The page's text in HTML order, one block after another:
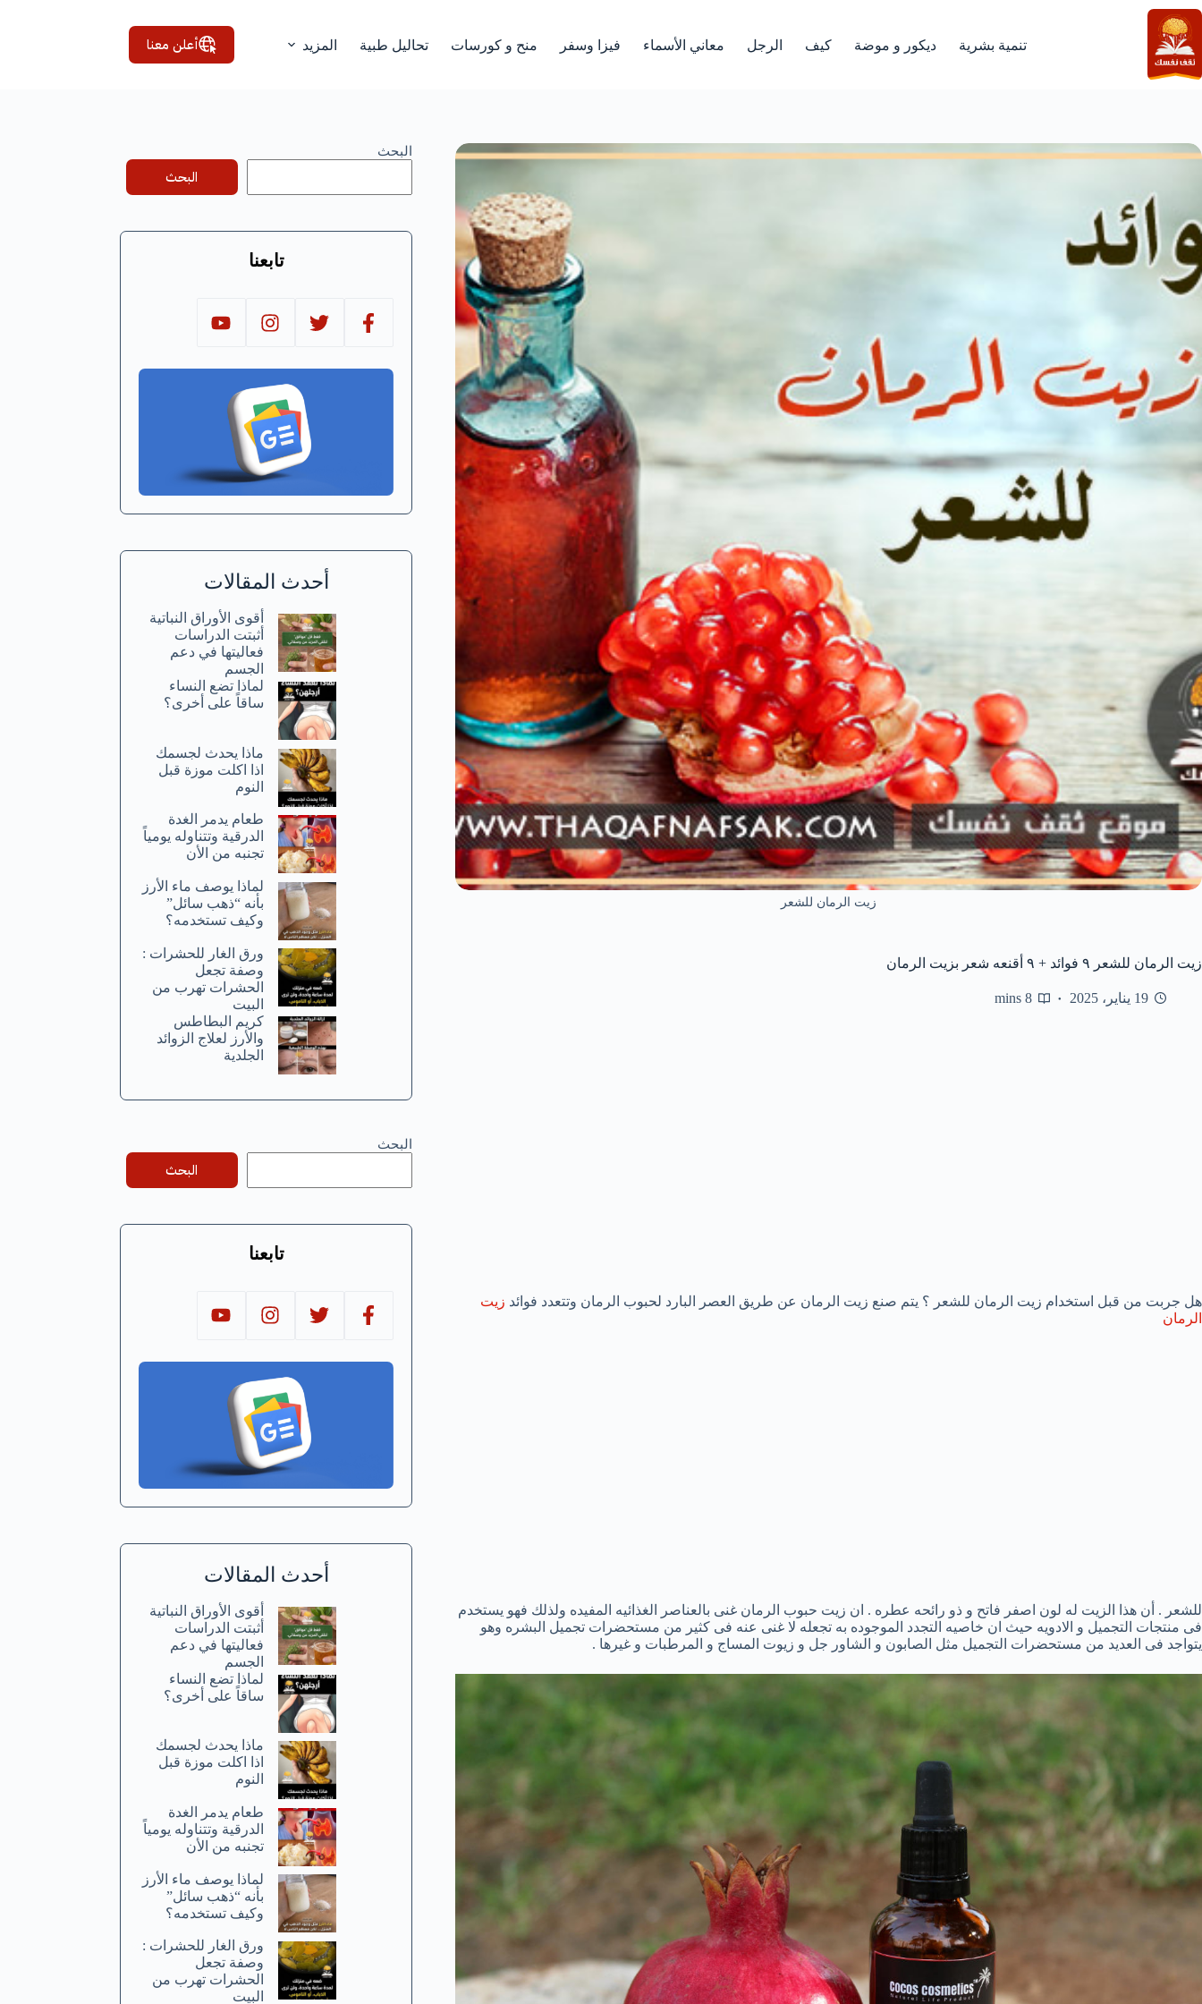
التجاوز
إلى
المحتوى
تنمية بشرية ديكور و موضة كيف الرجل معاني الأسماء فيزا وسفر منح و كورسات تحاليل طبية المزيد أعلن معنا
زيت الرمان للشعر
زيت الرمان للشعر ٩ فوائد + ٩ أقنعه شعر بزيت الرمان
19 يناير، 2025 8 mins
هل جربت من قبل استخدام زيت الرمان للشعر ؟ يتم صنع زيت الرمان عن طريق العصر البارد لحبوب الرمان وتتعدد فوائد زيت
الرمان
للشعر . أن هذا الزيت له لون اصفر فاتح و ذو رائحه عطره . ان زيت حبوب الرمان غنى بالعناصر الغذائيه المفيده ولذلك فهو يستخدم
فى منتجات التجميل و الادويه حيث ان خاصيه التجدد الموجوده به تجعله لا غنى عنه فى كثير من مستحضرات تجميل البشره وهو
يتواجد فى العديد من مستحضرات التجميل مثل الصابون و الشاور جل و زيوت المساج و المرطبات و غيرها .
البحث
البحث
تابعنا
أحدث المقالات
أقوى الأوراق النباتية
أثبتت الدراسات
فعاليتها في دعم
الجسم
لماذا تضع النساء
ساقاً على أخرى؟
ماذا يحدث لجسمك
اذا اكلت موزة قبل
النوم
طعام يدمر الغدة
الدرقية وتتناوله يومياً
تجنبه من الأن
لماذا يوصف ماء الأرز
بأنه “ذهب سائل”
وكيف تستخدمه؟
ورق الغار للحشرات :
وصفة تجعل
الحشرات تهرب من
البيت
كريم البطاطس
والأرز لعلاج الزوائد
الجلدية
البحث
البحث
تابعنا
أحدث المقالات
أقوى الأوراق النباتية
أثبتت الدراسات
فعاليتها في دعم
الجسم
لماذا تضع النساء
ساقاً على أخرى؟
ماذا يحدث لجسمك
اذا اكلت موزة قبل
النوم
طعام يدمر الغدة
الدرقية وتتناوله يومياً
تجنبه من الأن
لماذا يوصف ماء الأرز
بأنه “ذهب سائل”
وكيف تستخدمه؟
ورق الغار للحشرات :
وصفة تجعل
الحشرات تهرب من
البيت